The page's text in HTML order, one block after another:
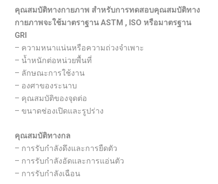
คุณสมบัติทางกายภาพ สำหรับการทดสอบคุณสมบัติทาง
กายภาพจะใช้มาตราฐาน ASTM , ISO หรือมาตรฐาน
GRI
– ความหนาแน่นหรือความถ่วงจำเพาะ
– น้ำหนักต่อหน่วยพื้นที่
– ลักษณะการใช้งาน
– องศาของระนาบ
– คุณสมบัติของจุดต่อ
– ขนาดช่องเปิดและรูปร่าง
คุณสมบัติทางกล
– การรับกำลังดึงและการยืดตัว
– การรับกำลังอัดและการแอ่นตัว
– การรับกำลังเฉือน